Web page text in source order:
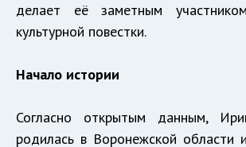
делает её заметным
культурной повестки.
Начало истории
Согласно открытым данным,
родилась в Воронежской области